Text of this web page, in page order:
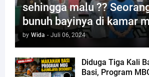
sehingga malu ??
bunuh bayinya di kamar
by Wida - Juli 06, 2024
Diduga Tiga Kali
Basi, Program